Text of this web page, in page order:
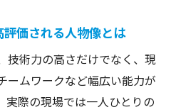
術者が守る基本と応用
安全管理と品質保持の極
価される人物像とは
技術力の高さだけでなく、現
ームワークなど幅広い能力が
実際の現場では一人ひとりの